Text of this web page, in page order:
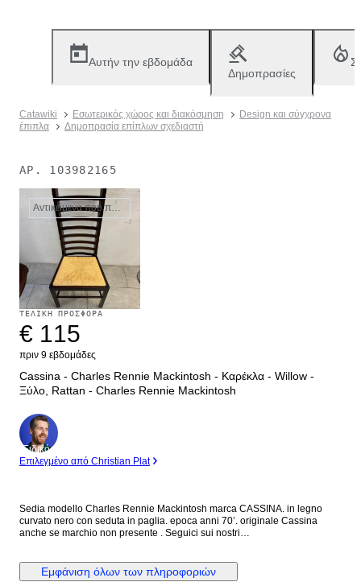
Αυτήν την εβδομάδα
Δημοπρασίες
Catawiki Εσωτερικός χώρος και διακόσμηση
Design και σύγχρονα
έπιπλα
Δημοπρασία επίπλων σχεδιαστή
ΑΡ. 103982165
Αντικείμενα που πωλήθηκαν
ΤΕΛΙΚΉ ΠΡΟΣΦΟΡΆ
€ 115
πριν 9 εβδομάδες
Cassina - Charles Rennie Mackintosh - Καρέκλα - Willow -
Ξύλο, Rattan - Charles Rennie Mackintosh
Ειδικός
Επιλεγμένο από Christian Plat
Sedia modello Charles Rennie Mackintosh marca CASSINA. in legno
curvato nero con seduta in paglia. epoca anni 70’. originale Cassina
anche se marchio non presente . Seguici sui nostri
circa.Εμφάνιση όλων των πληροφοριών